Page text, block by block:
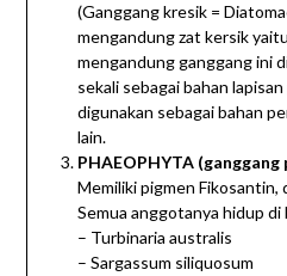
(Ganggang kresik =
mengandung zat kersik
mengandung ganggang ini
sekali sebagai bahan
digunakan sebagai bahan
lain.
PHAEOPHYTA(ganggang
Memiliki pigmen Fikosantin,
Semua anggotanya hidup
– Turbinaria australis
– Sargassum siliquosum